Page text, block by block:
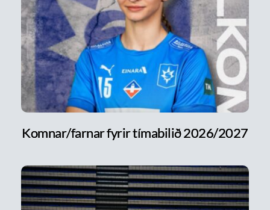
Komnar/farnar fyrir tímabilið 2026/2027